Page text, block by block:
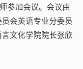
参加会议。会议由
会英语专业分委员
文化学院院长张欣